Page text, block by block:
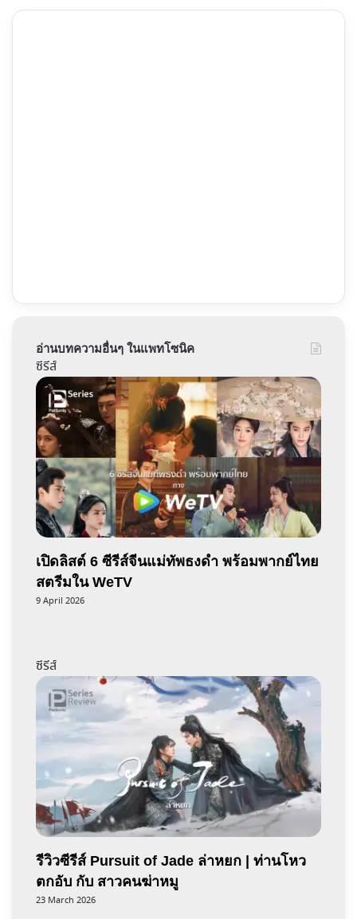
นรก
อยู่'
อ่านบทความอื่นๆ ในแพทโซนิค
ซีรีส์
เปิดลิสต์ 6 ซีรีส์จีนแม่ทัพธงดำ พร้อมพากย์ไทย
สตรีมใน WeTV
9 April 2026
ซีรีส์
รีวิวซีรีส์ Pursuit of Jade ล่าหยก | ท่านโหว
ตกอับ กับ สาวคนฆ่าหมู
23 March 2026